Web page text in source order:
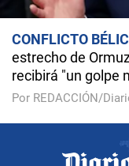
CONFLICTO
estrecho de
recibirá "un golpe
Por REDACCIÓN/